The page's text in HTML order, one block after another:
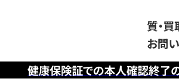
健康保険証での本人確認終了
質・
お問
フ